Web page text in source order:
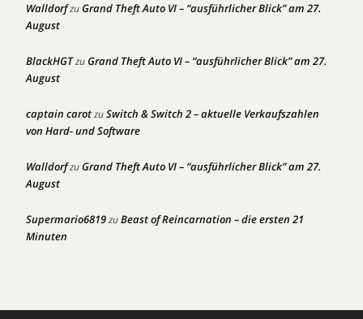
WalldorfzuGrand Theft Auto VI – “ausführlicher Blick” am 27.
August
BlackHGTzuGrand Theft Auto VI – “ausführlicher Blick” am 27.
August
captain carotzuSwitch & Switch 2 – aktuelle Verkaufszahlen
von Hard- und Software
WalldorfzuGrand Theft Auto VI – “ausführlicher Blick” am 27.
August
Supermario6819zuBeast of Reincarnation – die ersten 21
Minuten